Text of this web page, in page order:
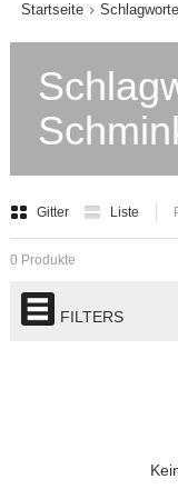
Startseite Schlagworte
Gitter Liste
0 Produkte
FILTERS